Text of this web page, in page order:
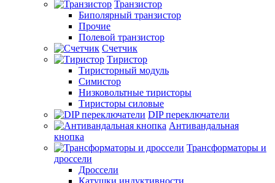
Транзистор
Биполярный транзистор
Прочие
Полевой транзистор
Счетчик
Тиристор
Тиристорный модуль
Симистор
Низковольтные тиристоры
Тиристоры силовые
DIP переключатели
Антивандальная
кнопка
Трансформаторы и
дроссели
Дроссели
Катушки индуктивности